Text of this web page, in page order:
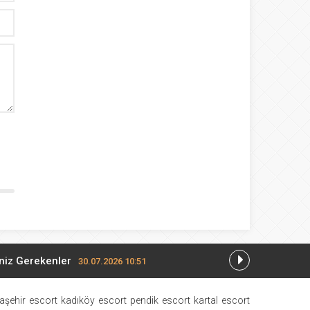
Gerekenler 30.07.2026 10:51
18.07.2026 14:10
escort kadıköy escort pendik escort kartal escort